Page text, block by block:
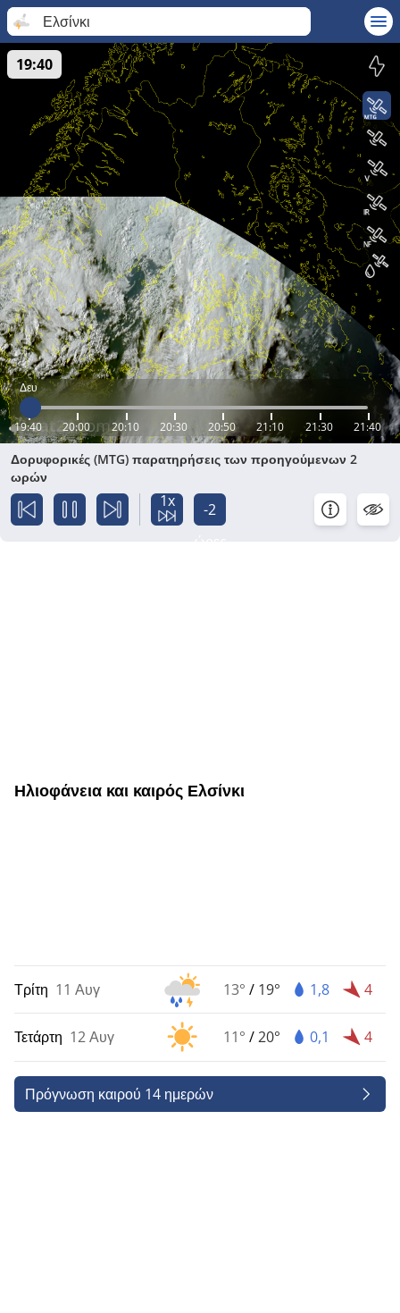
Ελσίνκι
Δευ
19:40 20:00 20:10 20:30 20:50 21:10 21:30 21:40
19:40
Δορυφορικές (MTG) παρατηρήσεις των προηγούμενων 2
ωρών
1x
-2
Ηλιοφάνεια και καιρός Ελσίνκι
Τρίτη 11 Αυγ 13° / 19° 1,8 4
Τετάρτη 12 Αυγ 11° /20° 0,1 4
Πρόγνωση καιρού 14 ημερών